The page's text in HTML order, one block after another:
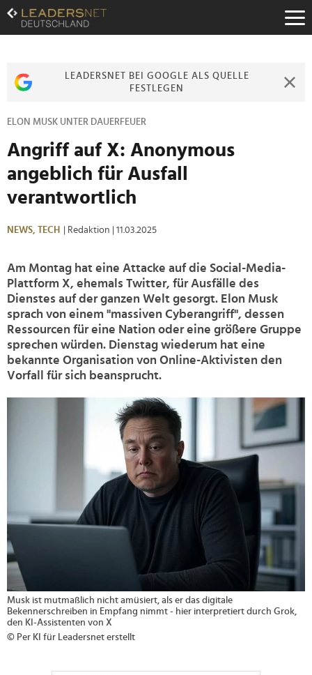
Zum
Inhalt
Zur
Zur
LEADERSNET BEI GOOGLE ALS QUELLE
FESTLEGEN
ELON MUSK UNTER DAUERFEUER
Angriff auf X: Anonymous
angeblich für Ausfall
verantwortlich
NEWS, TECH | Redaktion | 11.03.2025
Am Montag hat eine Attacke auf die Social-Media-
Plattform X, ehemals Twitter, für Ausfälle des
Dienstes auf der ganzen Welt gesorgt. Elon Musk
sprach von einem "massiven Cyberangriff", dessen
Ressourcen für eine Nation oder eine größere Gruppe
sprechen würden. Dienstag wiederum hat eine
bekannte Organisation von Online-Aktivisten den
Vorfall für sich beansprucht.
Musk ist mutmaßlich nicht amüsiert, als er das digitale
Bekennerschreiben in Empfang nimmt - hier interpretiert durch Grok,
den KI-Assistenten von X
© Per KI für Leadersnet erstellt